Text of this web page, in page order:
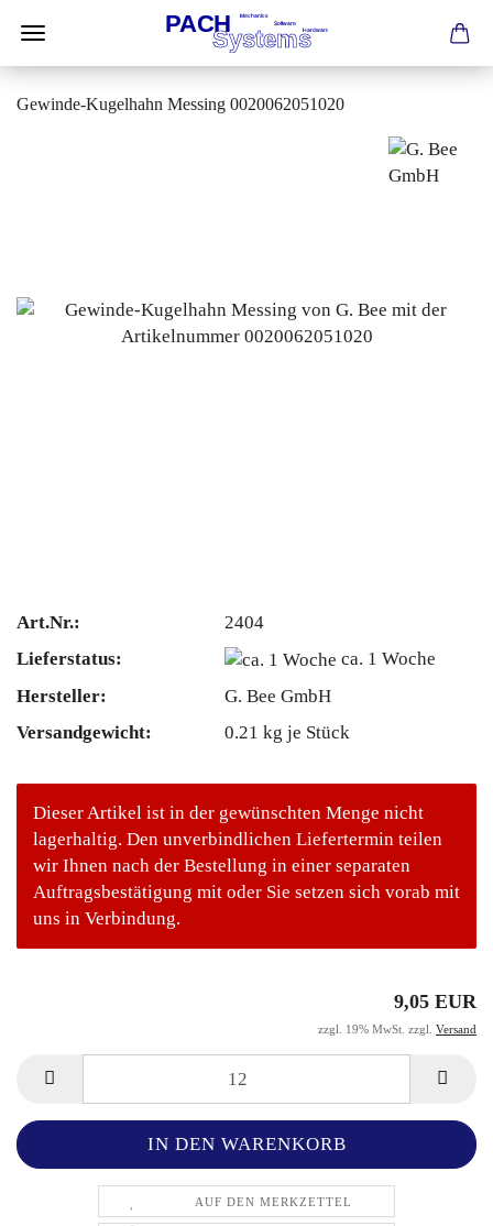
Gewinde-Kugelhahn Messing 0020062051020
Art.Nr.:
2404
Lieferstatus:
ca. 1 Woche
Hersteller:
G. Bee GmbH
Versandgewicht:
0.21 kg je Stück
Dieser Artikel ist in der gewünschten Menge nicht
lagerhaltig. Den unverbindlichen Liefertermin teilen
wir Ihnen nach der Bestellung in einer separaten
Auftragsbestätigung mit oder Sie setzen sich vorab mit
uns in Verbindung.
9,05 EUR
zzgl. 19% MwSt. zzgl. Versand
AUF DEN MERKZETTEL